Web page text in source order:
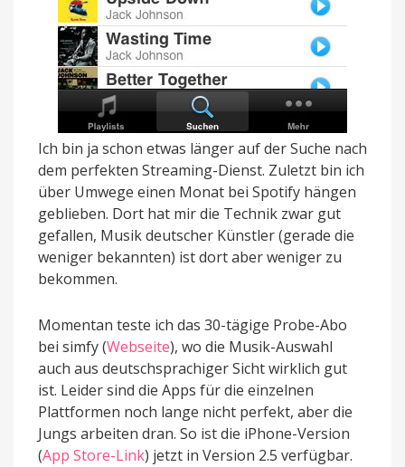
Ich bin ja schon etwas länger auf der Suche nach
dem perfekten Streaming-Dienst. Zuletzt bin ich
über Umwege einen Monat bei Spotify hängen
geblieben. Dort hat mir die Technik zwar gut
gefallen, Musik deutscher Künstler (gerade die
weniger bekannten) ist dort aber weniger zu
bekommen.
Momentan teste ich das 30-tägige Probe-Abo
bei simfy (Webseite), wo die Musik-Auswahl
auch aus deutschsprachiger Sicht wirklich gut
ist. Leider sind die Apps für die einzelnen
Plattformen noch lange nicht perfekt, aber die
Jungs arbeiten dran. So ist die iPhone-Version
(App Store-Link) jetzt in Version 2.5 verfügbar.